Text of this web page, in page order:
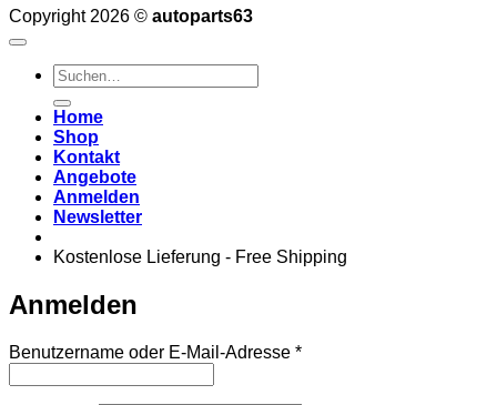
Copyright 2026 © autoparts63
Suchen
nach:
Home
Shop
Kontakt
Angebote
Anmelden
Newsletter
Kostenlose Lieferung - Free Shipping
Anmelden
Benutzername oder E-Mail-Adresse *Erforderlich